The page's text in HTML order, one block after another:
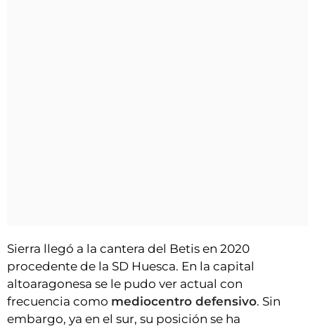
Sierra llegó a la cantera del Betis en 2020
procedente de la SD Huesca. En la capital
altoaragonesa se le pudo ver actual con
frecuencia como mediocentro defensivo. Sin
embargo, ya en el sur, su posición se ha